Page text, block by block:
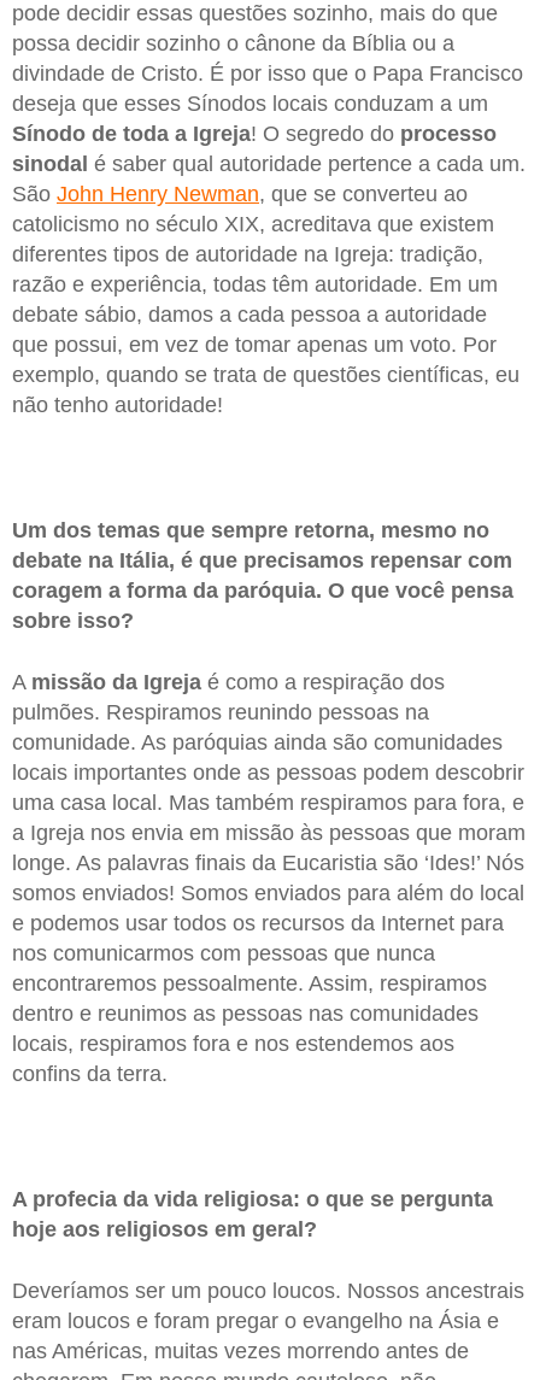
pode decidir essas questões sozinho, mais do que
possa decidir sozinho o cânone da Bíblia ou a
divindade de Cristo. É por isso que o Papa Francisco
deseja que esses Sínodos locais conduzam a um
Sínodo de toda a Igreja! O segredo do processo
sinodal é saber qual autoridade pertence a cada um.
São John Henry Newman, que se converteu ao
catolicismo no século XIX, acreditava que existem
diferentes tipos de autoridade na Igreja: tradição,
razão e experiência, todas têm autoridade. Em um
debate sábio, damos a cada pessoa a autoridade
que possui, em vez de tomar apenas um voto. Por
exemplo, quando se trata de questões científicas, eu
não tenho autoridade!
Um dos temas que sempre retorna, mesmo no
debate na Itália, é que precisamos repensar com
coragem a forma da paróquia. O que você pensa
sobre isso?
A missão da Igreja é como a respiração dos
pulmões. Respiramos reunindo pessoas na
comunidade. As paróquias ainda são comunidades
locais importantes onde as pessoas podem descobrir
uma casa local. Mas também respiramos para fora, e
a Igreja nos envia em missão às pessoas que moram
longe. As palavras finais da Eucaristia são ‘Ides!’ Nós
somos enviados! Somos enviados para além do local
e podemos usar todos os recursos da Internet para
nos comunicarmos com pessoas que nunca
encontraremos pessoalmente. Assim, respiramos
dentro e reunimos as pessoas nas comunidades
locais, respiramos fora e nos estendemos aos
confins da terra.
A profecia da vida religiosa: o que se pergunta
hoje aos religiosos em geral?
Deveríamos ser um pouco loucos. Nossos ancestrais
eram loucos e foram pregar o evangelho na Ásia e
nas Américas, muitas vezes morrendo antes de